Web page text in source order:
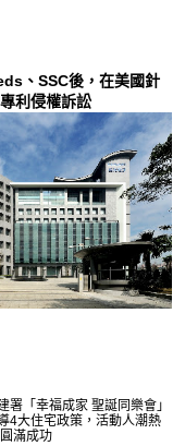
、SSC後，在美國針
利侵權訴訟
署「幸福成家 聖誕同樂會」
4大住宅政策，活動人潮熱
滿成功